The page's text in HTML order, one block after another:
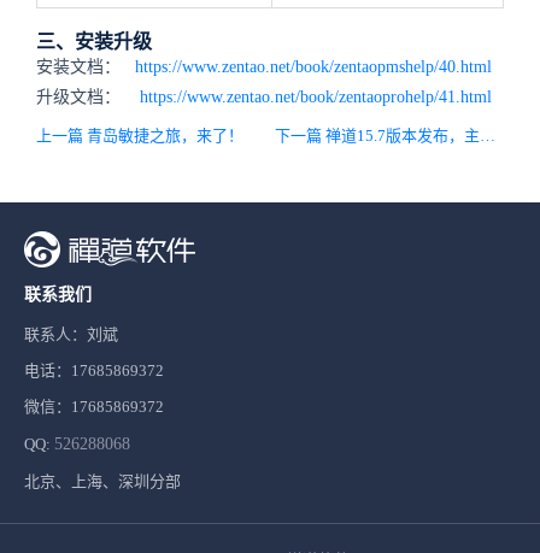
三、安装升级
安装文档：
https://www.zentao.net/book/zentaopmshelp/40.html
升级文档： https://www.zentao.net/book/zentaoprohelp/41.html
上一篇 青岛敏捷之旅，来了！ 下一篇 禅道15.7版本发布，主要新增接口库、修复Bug
联系我们
联系人：刘斌
电话：17685869372
微信：17685869372
QQ: 526288068
北京、上海、深圳分部